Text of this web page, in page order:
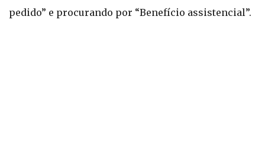
pedido” e procurando por “Benefício assistencial”.